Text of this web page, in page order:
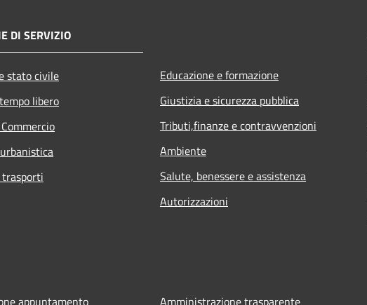
DI SERVIZIO
stato civile
libero
Educazione e formazione
Giustizia e sicurezza pubblica
Tributi,finanze e contravvenzioni
Ambiente
Salute, benessere e assistenza
Autorizzazioni
appuntamento Amministrazione trasparente